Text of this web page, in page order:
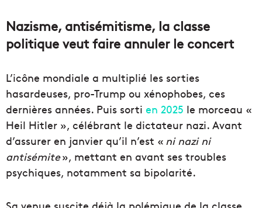
Nazisme, antisémitisme, la classe
politique veut faire annuler le concert
L’icône mondiale a multiplié les sorties
hasardeuses, pro-Trump ou xénophobes, ces
dernières années. Puis sorti en 2025 le morceau «
Heil Hitler », célébrant le dictateur nazi. Avant
d’assurer en janvier qu’il n’est « ni nazi ni
antisémite», mettant en avant ses troubles
psychiques, notamment sa bipolarité.